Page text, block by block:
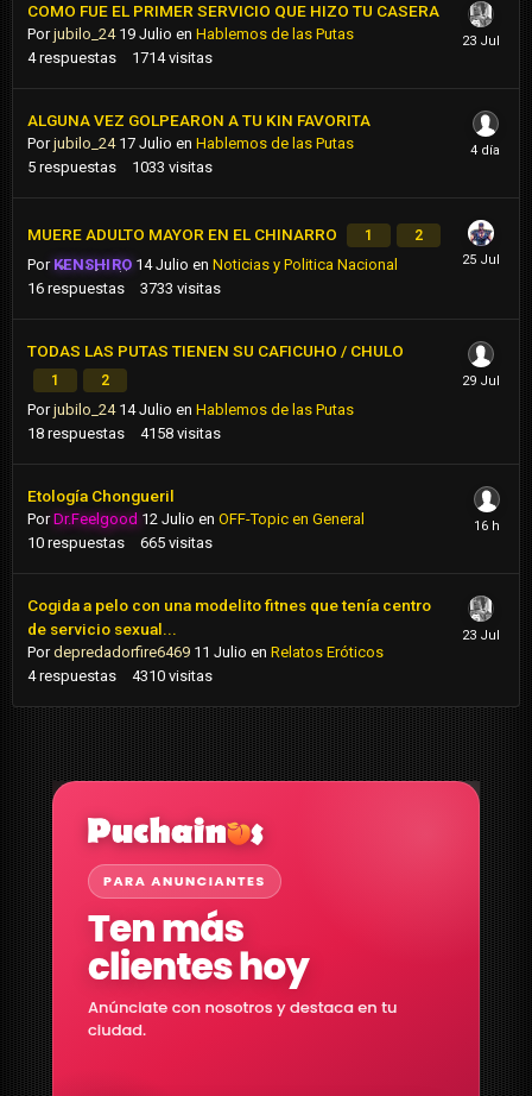
COMO FUE EL PRIMER SERVICIO QUE HIZO TU CASERA
Porjubilo_24 19 Julio en Hablemos de las Putas
4 respuestas 1714 visitas
ALGUNA VEZ GOLPEARON A TU KIN FAVORITA
Porjubilo_24 17 Julio en Hablemos de las Putas
5 respuestas 1033 visitas
MUERE ADULTO MAYOR EN EL CHINARRO 1 2
Por KENSHIRO 14 Julio enNoticias y Politica Nacional
16 respuestas 3733 visitas
TODAS LAS PUTAS TIENEN SU CAFICUHO / CHULO
1 2
Porjubilo_24 14 Julio en Hablemos de las Putas
18 respuestas 4158 visitas
Etología Chongueril
PorDr.Feelgood 12 Julio en OFF-Topic en General
10 respuestas 665 visitas
Cogida a pelo con una modelito fitnes que tenía centro
de servicio sexual...
Pordepredadorfire6469 11 Julio en Relatos Eróticos
4 respuestas 4310 visitas